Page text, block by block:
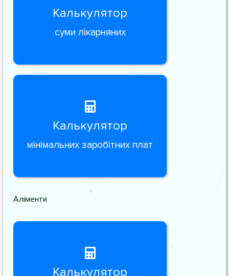
Калькулятор
суми лікарняних
Калькулятор
мінімальних заробітних плат
Аліменти
Калькулятор